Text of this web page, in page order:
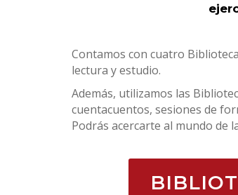
Contamos con cuatro
lectura y estudio.
Además, utilizamos las
cuentacuentos, sesiones de
Podrás acercarte al mundo de